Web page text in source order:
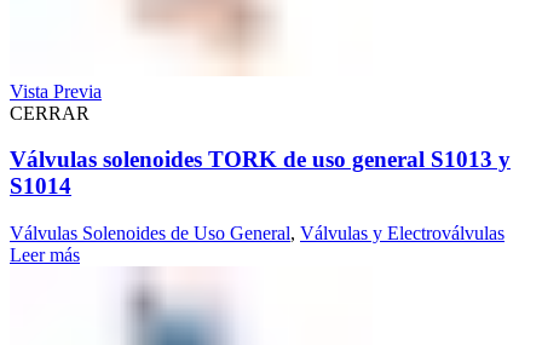
Vista Previa
CERRAR
Válvulas solenoides TORK de uso general S1013 y
S1014
Válvulas Solenoides de Uso General, Válvulas y Electroválvulas
Leer más